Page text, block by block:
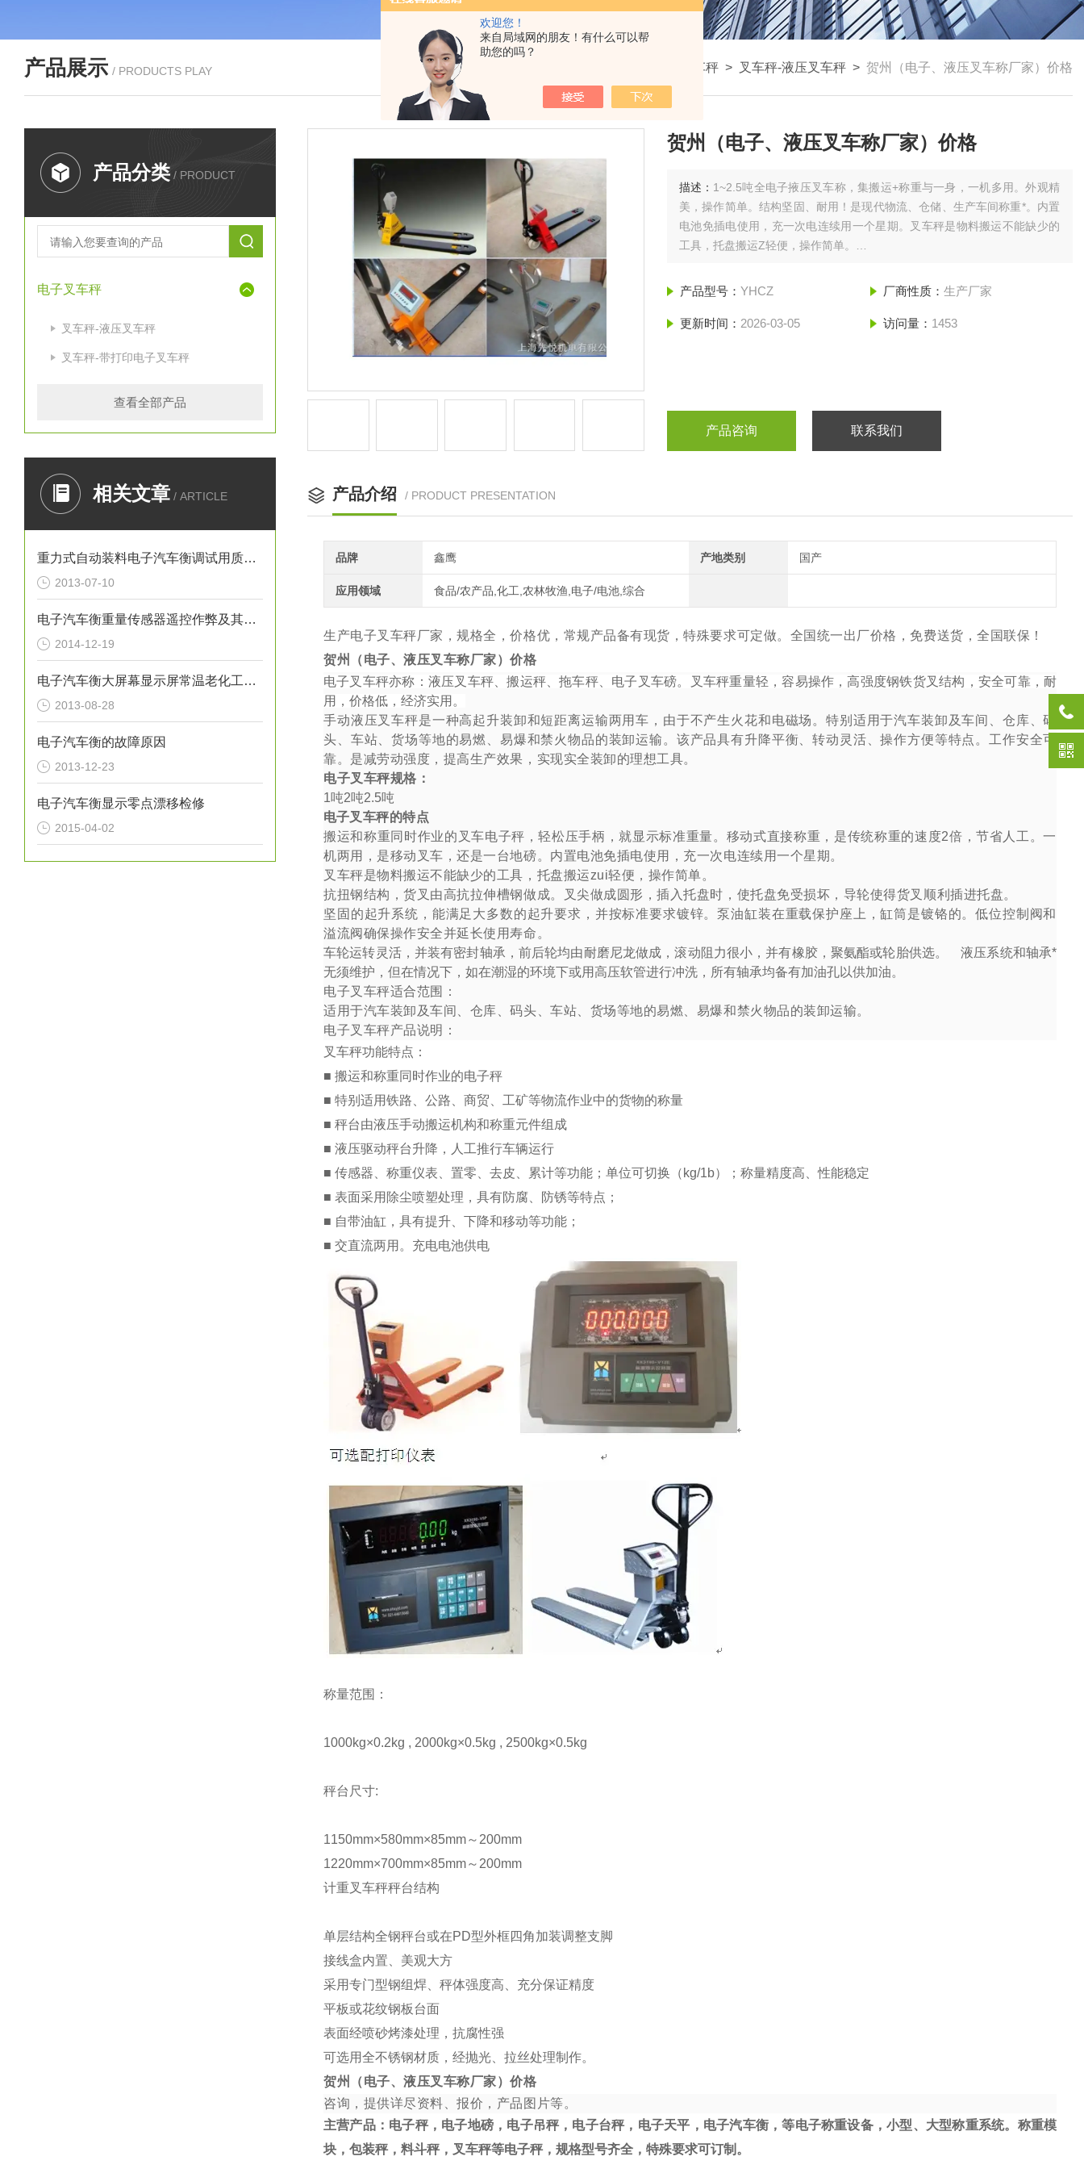
欢迎您！
来自局域网的朋友！有什么可以帮
助您的吗？
产品展示 / PRODUCTS PLAY 电子叉车秤 > 叉车秤-液压叉车秤 > 贺州（电子、液压叉车称厂家）价格
产品分类 / PRODUCT
电子叉车秤
叉车秤-液压叉车秤
叉车秤-带打印电子叉车秤
查看全部产品
相关文章 / ARTICLE
重力式自动装料电子汽车衡调试用质量标准器
2013-07-10
电子汽车衡重量传感器遥控作弊及其防治
2014-12-19
电子汽车衡大屏幕显示屏常温老化工艺文件编写
2013-08-28
电子汽车衡的故障原因
2013-12-23
电子汽车衡显示零点漂移检修
2015-04-02
贺州（电子、液压叉车称厂家）价格
描述： 1~2.5吨全电子掖压叉车称，集搬运+称重与一身，一机多用。外观精
美，操作简单。结构坚固、耐用！是现代物流、仓储、生产车间称重*。内置
电池免插电使用，充一次电连续用一个星期。叉车秤是物料搬运不能缺少的
工具，托盘搬运Z轻便，操作简单。
产品型号：YHCZ 厂商性质： 生产厂家
更新时间： 2026-03-05 访问量： 1453
产品咨询 联系我们
产品介绍 / PRODUCT PRESENTATION
品牌 鑫鹰 产地类别 国产
应用领域 食品/农产品,化工,农林牧渔,电子/电池,综合
生产电子叉车秤厂家，规格全，价格优，常规产品备有现货，特殊要求可定做。全国统一出厂价格，免费送货，全国联保！
贺州（电子、液压叉车称厂家）价格
电子叉车秤亦称：液压叉车秤、搬运秤、拖车秤、电子叉车磅。叉车秤重量轻，容易操作，高强度钢铁货叉结构，安全可靠，耐
用，价格低，经济实用。
手动液压叉车秤是一种高起升装卸和短距离运输两用车 ，由于不产生火花和电磁场。特别适用于汽车装卸及车间、仓库、码
头、车站、货场等地的易燃、易爆和禁火物品的装卸运输。该产品具有升降平衡、转动灵活、操作方便等特点。工作安全可
靠。是减劳动强度，提高生产效果，实现实全装卸的理想工具。
电子叉车秤规格：
1吨2吨2.5吨
电子叉车秤的特点
搬运和称重同时作业的叉车电子秤，轻松压手柄，就显示标准重量。移动式直接称重，是传统称重的速度2倍，节省人工。一
机两用，是移动叉车，还是一台地磅。 内置电池免插电使用，充一次电连续用一个星期。
叉车秤是物料搬运不能缺少的工具，托盘搬运zui轻便，操作简单。
抗扭钢结构，货叉由高抗拉伸槽钢做成。叉尖做成圆形，插入托盘时，使托盘免受损坏，导轮使得货叉顺利插进托盘。
坚固的起升系统，能满足大多数的起升要求，并按标准要求镀锌。泵油缸装在重载保护座上，缸筒是镀铬的。低位控制阀和
溢流阀确保操作安全并延长使用寿命。
车轮运转灵活，并装有密封轴承，前后轮均由耐磨尼龙做成，滚动阻力很小，并有橡胶，聚氨酯或轮胎供选。 液压系统和轴承*
无须维护，但在情况下，如在潮湿的环境下或用高压软管进行冲洗，所有轴承均备有加油孔以供加油。
电子叉车秤适合范围：
适用于汽车装卸及车间、仓库、码头、车站、货场等地的易燃、易爆和禁火物品的装卸运输。
电子叉车秤产品说明：
叉车秤功能特点：
■ 搬运和称重同时作业的电子秤
■ 特别适用铁路、公路、商贸、工矿等物流作业中的货物的称量
■ 秤台由液压手动搬运机构和称重元件组成
■ 液压驱动秤台升降，人工推行车辆运行
■ 传感器、称重仪表、置零、去皮、累计等功能；单位可切换（kg/1b）；称量精度高、性能稳定
■ 表面采用除尘喷塑处理，具有防腐、防锈等特点；
■ 自带油缸，具有提升、下降和移动等功能；
■ 交直流两用。充电电池供电
称量范围：
1000kg×0.2kg , 2000kg×0.5kg , 2500kg×0.5kg
秤台尺寸:
1150mm×580mm×85mm～200mm
1220mm×700mm×85mm～200mm
计重叉车秤秤台结构
单层结构全钢秤台或在PD型外框四角加装调整支脚
接线盒内置、美观大方
采用专门型钢组焊、秤体强度高、充分保证精度
平板或花纹钢板台面
表面经喷砂烤漆处理，抗腐性强
可选用全不锈钢材质，经抛光、拉丝处理制作。
贺州（电子、液压叉车称厂家）价格
咨询，提供详尽资料、报价，产品图片等。
主营产品：电子秤，电子地磅，电子吊秤，电子台秤，电子天平，电子汽车衡，等电子称重设备，小型、大型称重系统。称重模
块，包装秤，料斗秤，叉车秤等电子秤，规格型号齐全，特殊要求可订制。